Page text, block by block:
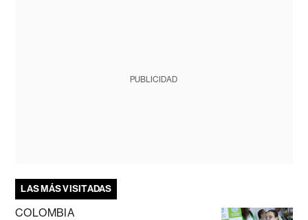
PUBLICIDAD
LAS MÁS VISITADAS
COLOMBIA